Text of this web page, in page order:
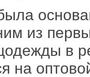
из
в
на